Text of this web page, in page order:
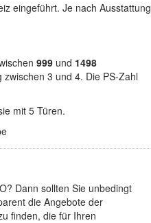
eingeführt. Je nach Ausstattung
999 und 1498
3 und 4. Die PS-Zahl
mit 5 Türen.
Dann sollten Sie unbedingt
die Angebote der
finden, die für Ihren